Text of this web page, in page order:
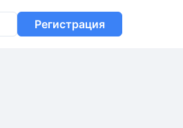
Регистрация